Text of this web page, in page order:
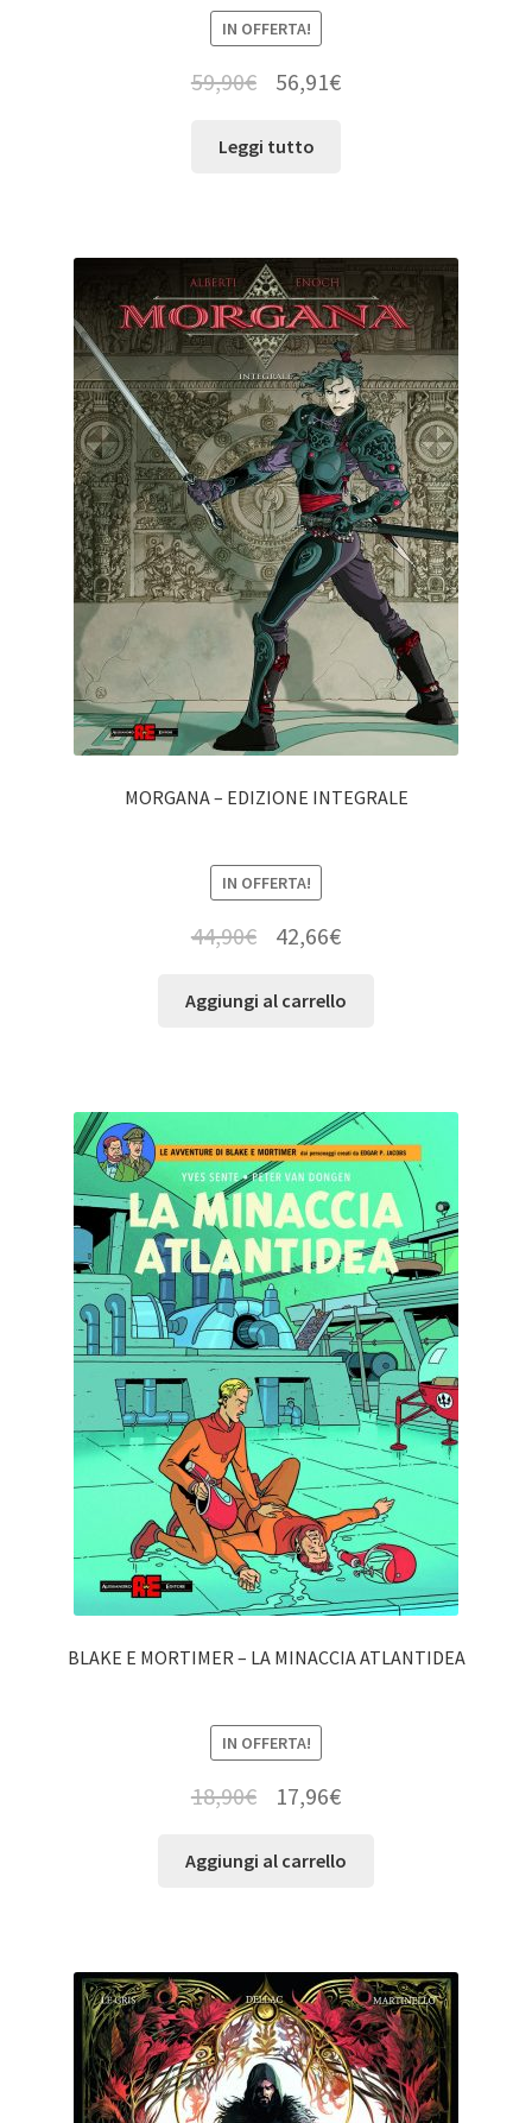
IN OFFERTA!
59,90€ 56,91€
Leggi tutto
MORGANA – EDIZIONE INTEGRALE
IN OFFERTA!
44,90€ 42,66€
Aggiungi al carrello
BLAKE E MORTIMER – LA MINACCIA ATLANTIDEA
IN OFFERTA!
18,90€ 17,96€
Aggiungi al carrello